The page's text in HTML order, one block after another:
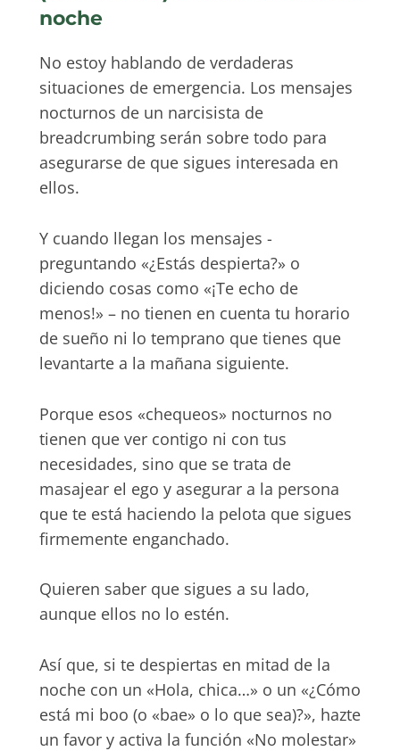
noche
No estoy hablando de verdaderas
situaciones de emergencia. Los mensajes
nocturnos de un narcisista de
breadcrumbing serán sobre todo para
asegurarse de que sigues interesada en
ellos.
Y cuando llegan los mensajes -
preguntando «¿Estás despierta?» o
diciendo cosas como «¡Te echo de
menos!» – no tienen en cuenta tu horario
de sueño ni lo temprano que tienes que
levantarte a la mañana siguiente.
Porque esos «chequeos» nocturnos no
tienen que ver contigo ni con tus
necesidades, sino que se trata de
masajear el ego y asegurar a la persona
que te está haciendo la pelota que sigues
firmemente enganchado.
Quieren saber que sigues a su lado,
aunque ellos no lo estén.
Así que, si te despiertas en mitad de la
noche con un «Hola, chica…» o un «¿Cómo
está mi boo (o «bae» o lo que sea)?», hazte
un favor y activa la función «No molestar»